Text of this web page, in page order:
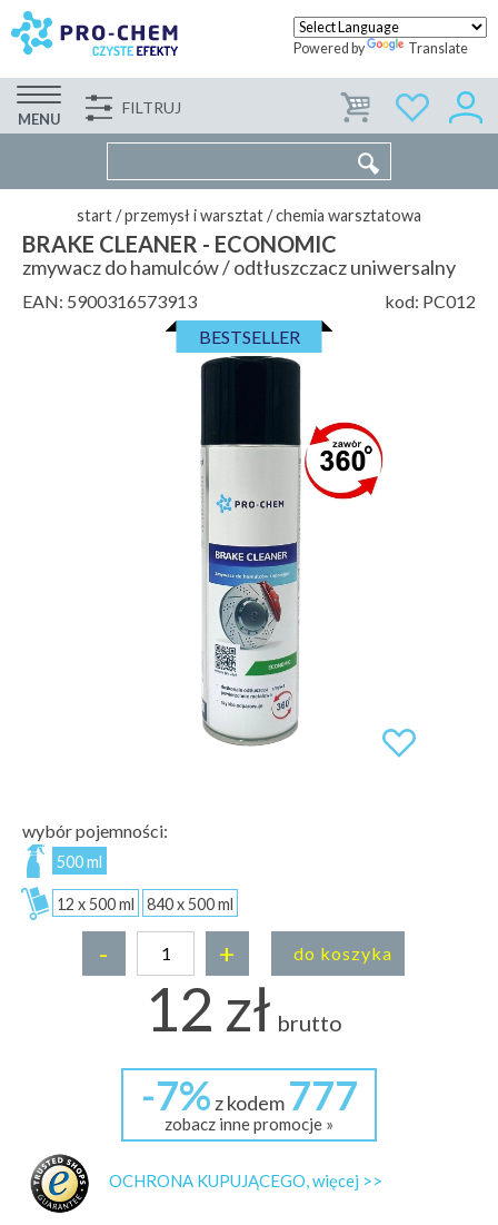
Powered by Translate
MENU
FILTRUJ WSPÓŁPRACA KONTAKT
start/przemysł i warsztat/chemia warsztatowa
BRAKE CLEANER - ECONOMIC
zmywacz do hamulców / odtłuszczacz uniwersalny
EAN: 5900316573913 kod: PC012
BESTSELLER
wybór pojemności:
500 ml
12 x 500 ml 840 x 500 ml
- + do koszyka
12 zł brutto
-7% z kodem 777
zobacz inne promocje »
OCHRONA KUPUJĄCEGO, więcej >>